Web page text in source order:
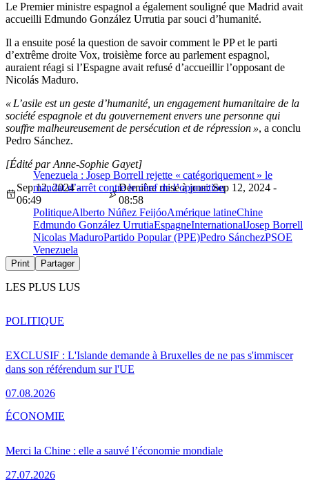
Le Premier ministre espagnol a également souligné que Madrid avait
accueilli Edmundo González Urrutia par souci d’humanité.
Il a ensuite posé la question de savoir comment le PP et le parti
d’extrême droite Vox, troisième force au parlement espagnol,
auraient réagi si l’Espagne avait refusé d’accueillir l’opposant de
Nicolás Maduro.
« L’asile est un geste d’humanité, un engagement humanitaire de la
société espagnole et du gouvernement envers une personne qui
souffre malheureusement de persécution et de répression », a conclu
Pedro Sánchez.
Venezuela : Josep Borrell rejette « catégoriquement » le
mandat d’arrêt contre le chef de l’opposition
[Édité par Anne-Sophie Gayet]
Sep 12, 2024 -
06:49
Dernière mise à jour: Sep 12, 2024 -
08:58
PolitiqueAlberto Núñez FeijóoAmérique latineChine
Edmundo González UrrutiaEspagneInternationalJosep Borrell
Nicolas MaduroPartido Popular (PPE)Pedro SánchezPSOE
Venezuela
Print Partager
LES PLUS LUS
EXCLUSIF : L'Islande demande à Bruxelles de ne pas s'immiscer
dans son référendum sur l'UE
07.08.2026
POLITIQUE
Merci la Chine : elle a sauvé l’économie mondiale
27.07.2026
ÉCONOMIE